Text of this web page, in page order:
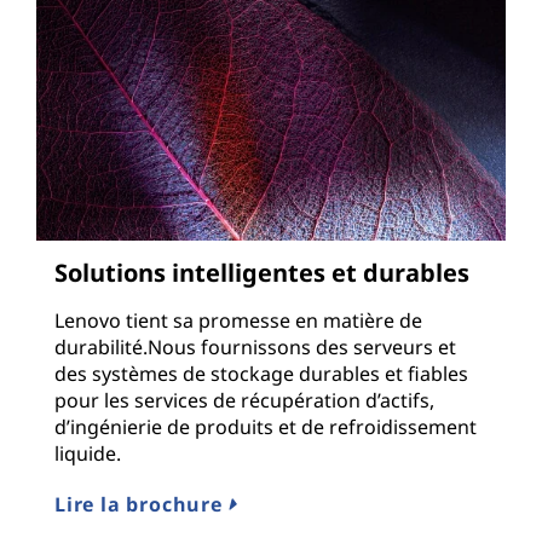
Solutions intelligentes et durables
Lenovo tient sa promesse en matière de
durabilité.Nous fournissons des serveurs et
des systèmes de stockage durables et fiables
pour les services de récupération d’actifs,
d’ingénierie de produits et de refroidissement
liquide.
Lire la brochure